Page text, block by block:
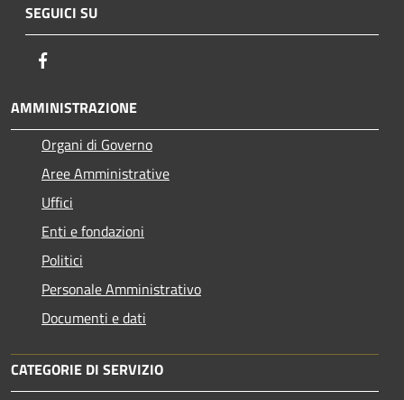
SEGUICI SU
AMMINISTRAZIONE
Organi di Governo
Aree Amministrative
Uffici
Enti e fondazioni
Politici
Personale Amministrativo
Documenti e dati
CATEGORIE DI SERVIZIO